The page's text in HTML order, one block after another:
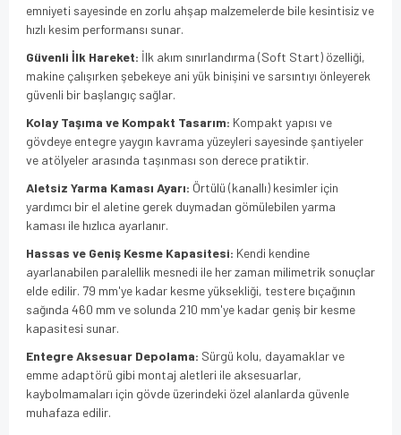
emniyeti sayesinde en zorlu ahşap malzemelerde bile kesintisiz ve
hızlı kesim performansı sunar.
Güvenli İlk Hareket: İlk akım sınırlandırma (Soft Start) özelliği,
makine çalışırken şebekeye ani yük binişini ve sarsıntıyı önleyerek
güvenli bir başlangıç sağlar.
Kolay Taşıma ve Kompakt Tasarım: Kompakt yapısı ve
gövdeye entegre yaygın kavrama yüzeyleri sayesinde şantiyeler
ve atölyeler arasında taşınması son derece pratiktir.
Aletsiz Yarma Kaması Ayarı: Örtülü (kanallı) kesimler için
yardımcı bir el aletine gerek duymadan gömülebilen yarma
kaması ile hızlıca ayarlanır.
Hassas ve Geniş Kesme Kapasitesi: Kendi kendine
ayarlanabilen paralellik mesnedi ile her zaman milimetrik sonuçlar
elde edilir. 79 mm'ye kadar kesme yüksekliği, testere bıçağının
sağında 460 mm ve solunda 210 mm'ye kadar geniş bir kesme
kapasitesi sunar.
Entegre Aksesuar Depolama: Sürgü kolu, dayamaklar ve
emme adaptörü gibi montaj aletleri ile aksesuarlar,
kaybolmamaları için gövde üzerindeki özel alanlarda güvenle
muhafaza edilir.